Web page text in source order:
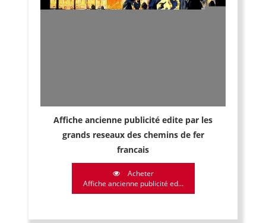
Affiche ancienne publicité edite par les
grands reseaux des chemins de fer
francais
Acheter
Affiche ancienne publicité ed...